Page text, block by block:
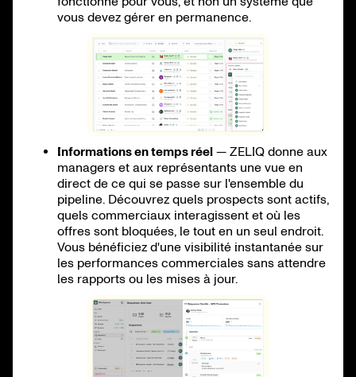
vous devez gérer en permanence.
Informations en temps réel — ZELIQ donne aux
managers et aux représentants une vue en
direct de ce qui se passe sur l'ensemble du
pipeline. Découvrez quels prospects sont actifs,
quels commerciaux interagissent et où les
offres sont bloquées, le tout en un seul endroit.
Vous bénéficiez d'une visibilité instantanée sur
les performances commerciales sans attendre
les rapports ou les mises à jour.